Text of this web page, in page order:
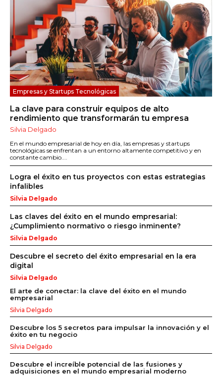
Empresas y Startups Tecnológicas
La clave para construir equipos de alto
rendimiento que transformarán tu empresa
Silvia Delgado
En el mundo empresarial de hoy en día, las empresas y startups
tecnológicas se enfrentan a un entorno altamente competitivo y en
constante cambio....
Logra el éxito en tus proyectos con estas estrategias
infalibles
Silvia Delgado
Las claves del éxito en el mundo empresarial:
¿Cumplimiento normativo o riesgo inminente?
Silvia Delgado
Descubre el secreto del éxito empresarial en la era
digital
Silvia Delgado
El arte de conectar: la clave del éxito en el mundo
empresarial
Silvia Delgado
Descubre los 5 secretos para impulsar la innovación y el
éxito en tu negocio
Silvia Delgado
Descubre el increíble potencial de las fusiones y
adquisiciones en el mundo empresarial moderno